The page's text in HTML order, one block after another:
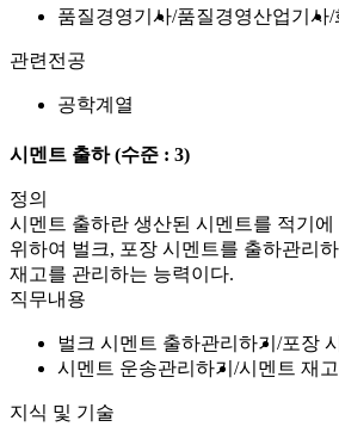
품질경영기사 품질경영산업기사
관련전공
공학계열
시멘트 출하(수준 : 3)
정의
시멘트 출하란 생산된 시멘트를 적기에
위하여 벌크, 포장 시멘트를 출하관리
재고를 관리하는 능력이다.
직무내용
벌크 시멘트 출하관리하기
포장
시멘트 운송관리하기
시멘트 재
지식 및 기술